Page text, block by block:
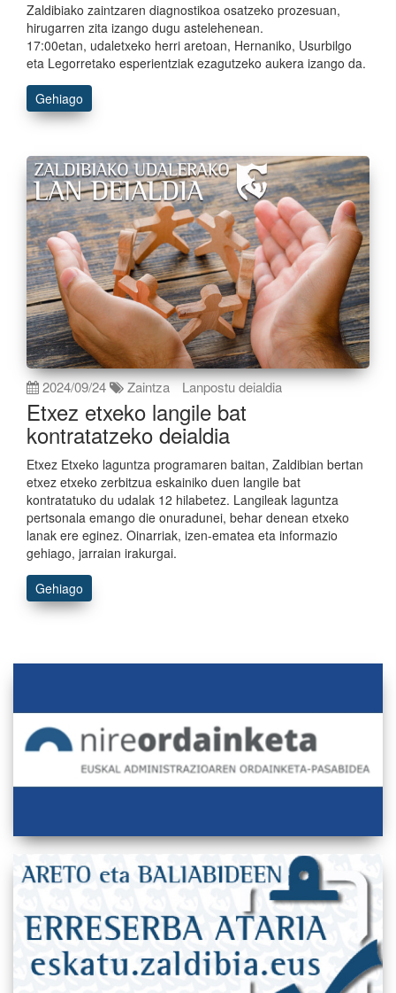
Zaldibiako zaintzaren diagnostikoa osatzeko prozesuan,
hirugarren zita izango dugu astelehenean.
17:00etan, udaletxeko herri aretoan, Hernaniko, Usurbilgo
eta Legorretako esperientziak ezagutzeko aukera izango da.
Gehiago
2024/09/24 Zaintza Lanpostu deialdia
Etxez etxeko langile bat
kontratatzeko deialdia
Etxez Etxeko laguntza programaren baitan, Zaldibian bertan
etxez etxeko zerbitzua eskainiko duen langile bat
kontratatuko du udalak 12 hilabetez. Langileak laguntza
pertsonala emango die onuradunei, behar denean etxeko
lanak ere eginez. Oinarriak, izen-ematea eta informazio
gehiago, jarraian irakurgai.
Gehiago